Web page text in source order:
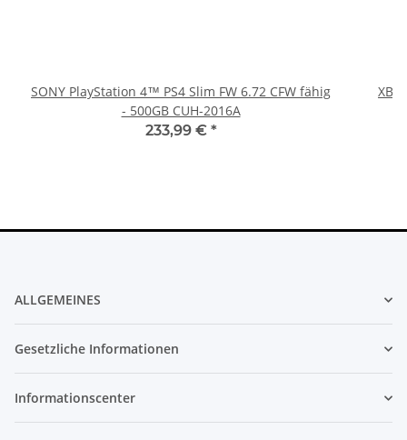
SONY PlayStation 4™ PS4 Slim FW 6.72 CFW fähig
- 500GB CUH-2016A
233,99 € *
ALLGEMEINES
Gesetzliche Informationen
Informationscenter